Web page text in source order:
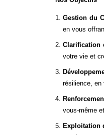
Gestion du
en vous
Clarification
votre vie et
résilience, en
vous-même
Exploitation